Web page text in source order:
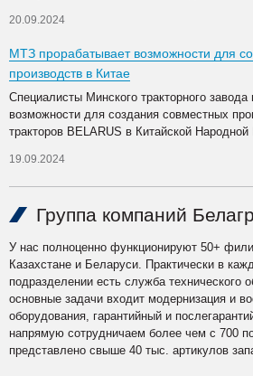
20.09.2024
МТЗ прорабатывает возможности для
производств в Китае
Специалисты Минского тракторного
возможности для создания совместных
тракторов BELARUS в Китайской Народной
19.09.2024
Группа компаний
У нас полноценно функционируют 50+
Казахстане и Беларуси. Практически в
подразделении есть служба технического
основные задачи входит модернизация и
оборудования, гарантийный и
напрямую сотрудничаем более чем с 700
представлено свыше 40 тыс. артикулов